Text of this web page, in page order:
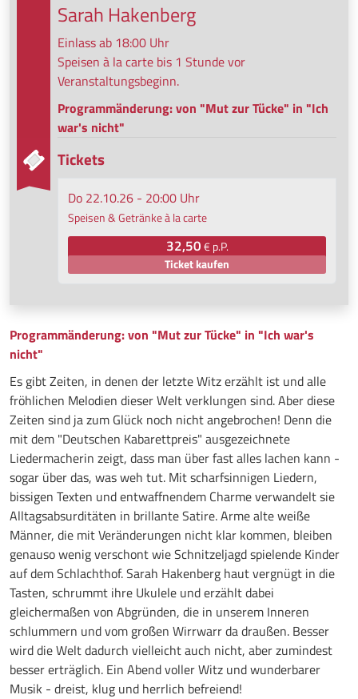
Programmänderung: von "Mut zur Tücke" in "Ich war's
nicht"
Es gibt Zeiten, in denen der letzte Witz erzählt ist und alle
fröhlichen Melodien dieser Welt verklungen sind. Aber diese
Zeiten sind ja zum Glück noch nicht angebrochen! Denn die
mit dem "Deutschen Kabarettpreis" ausgezeichnete
Liedermacherin zeigt, dass man über fast alles lachen kann -
sogar über das, was weh tut. Mit scharfsinnigen Liedern,
bissigen Texten und entwaffnendem Charme verwandelt sie
Alltagsabsurditäten in brillante Satire. Arme alte weiße
Männer, die mit Veränderungen nicht klar kommen, bleiben
genauso wenig verschont wie Schnitzeljagd spielende Kinder
auf dem Schlachthof. Sarah Hakenberg haut vergnügt in die
Tasten, schrummt ihre Ukulele und erzählt dabei
gleichermaßen von Abgründen, die in unserem Inneren
schlummern und vom großen Wirrwarr da draußen. Besser
wird die Welt dadurch vielleicht auch nicht, aber zumindest
besser erträglich. Ein Abend voller Witz und wunderbarer
Musik - dreist, klug und herrlich befreiend!
Sarah Hakenberg
Einlass ab 18:00 Uhr
Speisen à la carte bis 1 Stunde vor
Veranstaltungsbeginn.
Programmänderung: von "Mut zur Tücke" in "Ich
war's nicht"
Tickets
Do 22.10.26 - 20:00 Uhr
Speisen & Getränke à la carte
32,50€ p.P.
Ticket kaufen